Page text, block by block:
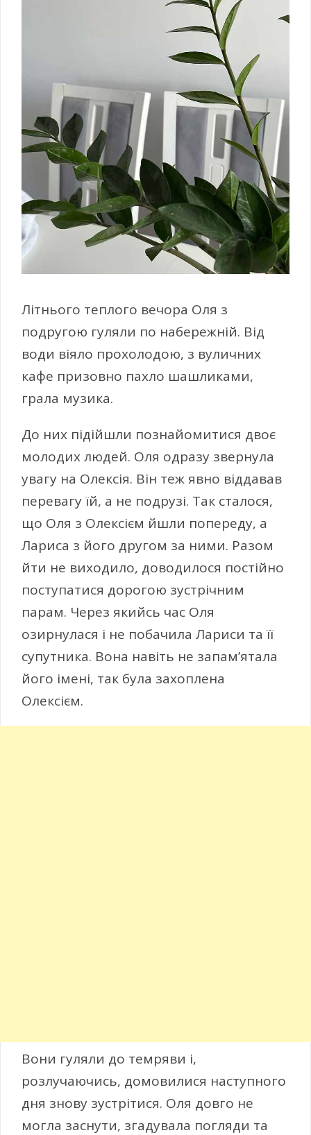
Літнього теплого вечора Оля з
подругою гуляли по набережній. Від
води віяло прохолодою, з вуличних
кафе призовно пахло шашликами,
грала музика.
До них підійшли познайомитися двоє
молодих людей. Оля одразу звернула
увагу на Олексія. Він теж явно віддавав
перевагу їй, а не подрузі. Так сталося,
що Оля з Олексієм йшли попереду, а
Лариса з його другом за ними. Разом
йти не виходило, доводилося постійно
поступатися дорогою зустрічним
парам. Через якийсь час Оля
озирнулася і не побачила Лариси та її
супутника. Вона навіть не запам’ятала
його імені, так була захоплена
Олексієм.
Вони гуляли до темряви і,
розлучаючись, домовилися наступного
дня знову зустрітися. Оля довго не
могла заснути, згадувала погляди та